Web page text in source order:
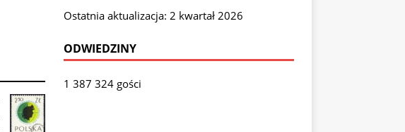
Ostatnia aktualizacja: 2 kwartał 2026
ODWIEDZINY
1 387 324 gości